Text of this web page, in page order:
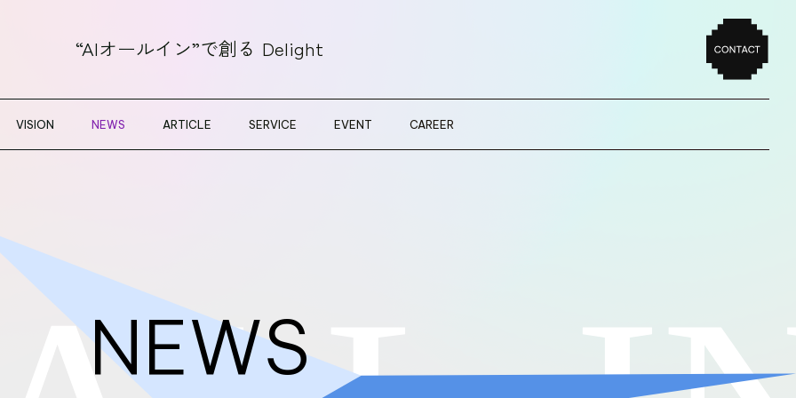
“AIオールイン”で創る Delight
VISION NEWS ARTICLE SERVICE EVENT CAREER
NEWS